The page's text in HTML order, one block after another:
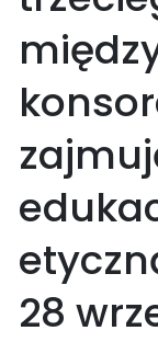
28